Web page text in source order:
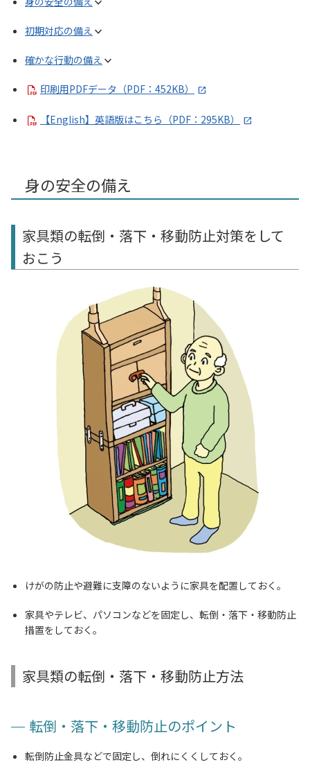
初期対応の備え
確かな行動の備え
印刷用PDFデータ（PDF：452KB）
【English】英語版はこちら（PDF：295KB）
身の安全の備え
家具類の転倒・落下・移動防止対策をして
おこう
けがの防止や避難に支障のないように家具を配置しておく。
家具やテレビ、パソコンなどを固定し、転倒・落下・移動防止
措置をしておく。
家具類の転倒・落下・移動防止方法
転倒・落下・移動防止のポイント
転倒防止金具などで固定し、倒れにくくしておく。